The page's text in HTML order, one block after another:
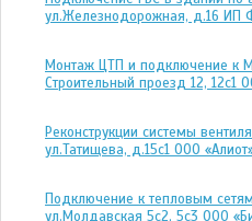
ул.Железнодорожная, д.16 ИП
Монтаж ЦТП и подключение к
Строительный проезд 12, 12с1
Реконструкции системы
ул.Татищева, д.15с1 ООО
Подключение к тепловым
ул.Молдавская 5с2, 5с3 ООО